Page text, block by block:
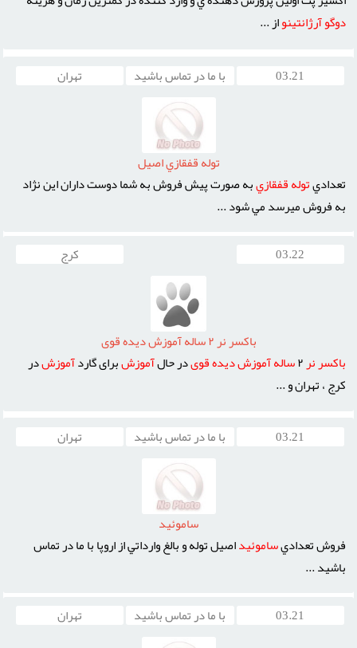
دوگوآرژانتينواز ...
03.21 با ما در تماس باشید تهران
توله قفقازي اصيل
تعداديتولهقفقازيبه صورت پيش فروش به شما دوست داران اين نژاد
به فروش ميرسد مي شود ...
03.22 کرج
باكسر نر ٢ ساله آموزش ديده قوى
باكسرنر سالهآموزشديدهقوىدر حالآموزشبراى گاردآموزشدر
کرج ، تهران و ...
03.21 با ما در تماس باشید تهران
ساموئيد
فروش تعداديساموئيداصيل توله و بالغ وارداتي از اروپا با ما در تماس
باشيد ...
03.21 با ما در تماس باشید تهران